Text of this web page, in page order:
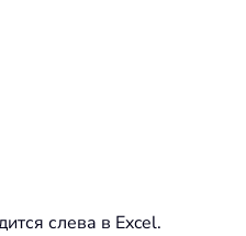
слева в Excel.